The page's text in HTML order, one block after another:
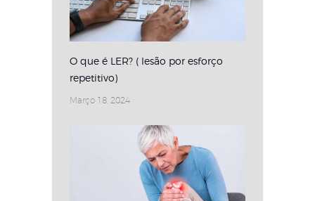
O que é LER? ( lesão por esforço
repetitivo)
Março 18, 2024